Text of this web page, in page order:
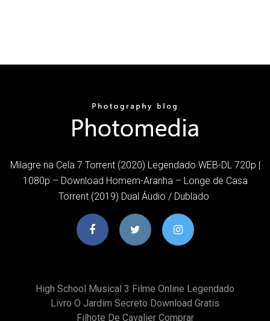
Milagre na Cela 7 Torrent (2020) Legendado WEB-DL 720p |
1080p – Download Homem-Aranha – Longe de Casa
Torrent (2019) Dual Áudio / Dublado
High School Musical 3 Filme Online Legendado
Livro O Jardim Secreto Download Gratis
Filhote De Cavalier Comprar